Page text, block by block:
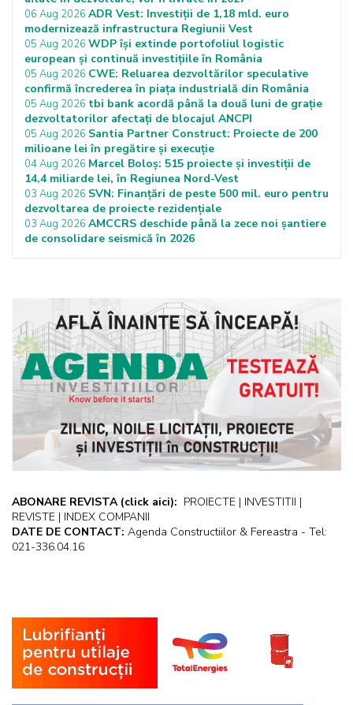
06 Aug 2026 ADR Vest: Investiții de 1,18 mld. euro
modernizează infrastructura Regiunii Vest
05 Aug 2026 WDP își extinde portofoliul logistic
european și continuă investițiile în România
05 Aug 2026 CWE: Reluarea dezvoltărilor speculative
confirmă încrederea în piața industrială din România
05 Aug 2026 tbi bank acordă până la două luni de grație
dezvoltatorilor afectați de blocajul ANCPI
05 Aug 2026 Santia Partner Construct: Proiecte de 200
milioane lei în pregătire și execuție
04 Aug 2026 Marcel Boloș: 515 proiecte și investiții de
14,4 miliarde lei, în Regiunea Nord-Vest
03 Aug 2026 SVN: Finanțări de peste 500 mil. euro pentru
dezvoltarea de proiecte rezidențiale
03 Aug 2026 AMCCRS deschide până la zece noi șantiere
de consolidare seismică în 2026
ABONARE REVISTA (click aici): PROIECTE | INVESTITII |
REVISTE | INDEX COMPANII
DATE DE CONTACT: Agenda Constructiilor & Fereastra - Tel:
021-336.04.16